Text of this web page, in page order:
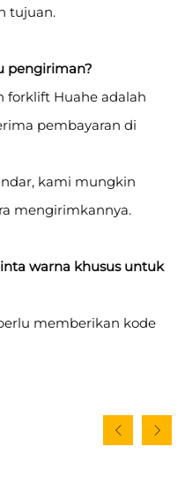
tujuan.
pengiriman?
forklift Huahe adalah
pembayaran di
kami mungkin
mengirimkannya.
warna khusus untuk
memberikan kode